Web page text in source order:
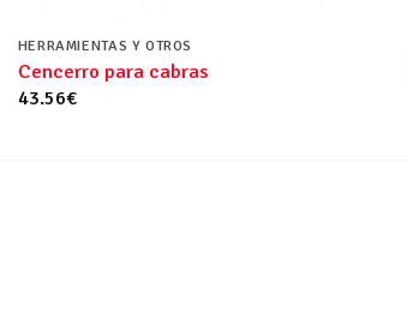
HERRAMIENTAS Y OTROS
Cencerro para cabras
43.56€